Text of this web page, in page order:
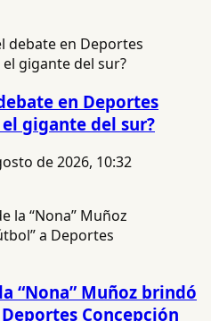
en Deportes
gigante del sur?
de 2026, 10:32
“Nona” Muñoz brindó
Concepción